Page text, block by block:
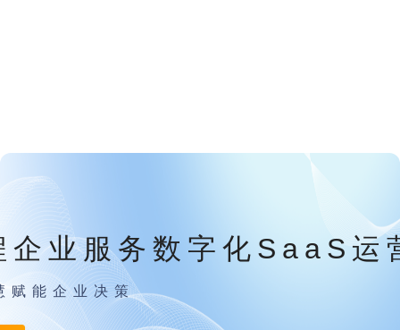
企业服务数字化SaaS运
赋能企业决策